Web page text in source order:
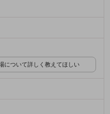
について詳しく教えてほしい